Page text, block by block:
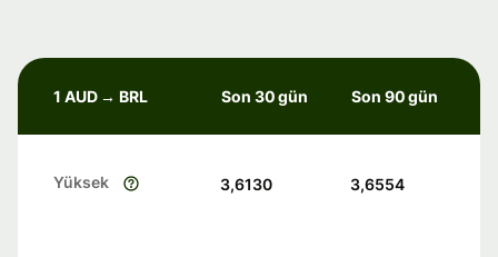
1 AUD → BRL Son 30 gün Son 90 gün
Yüksek 3,6130 3,6554